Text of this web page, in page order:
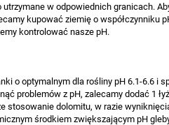
w odpowiednich granicach.
kupować ziemię o współczynniku
kontrolować nasze pH.
o optymalnym dla rośliny pH 6.1-6.6 i
problemów z pH, zalecamy dodać 1
stosowanie dolomitu, w razie
środkiem zwiększającym pH